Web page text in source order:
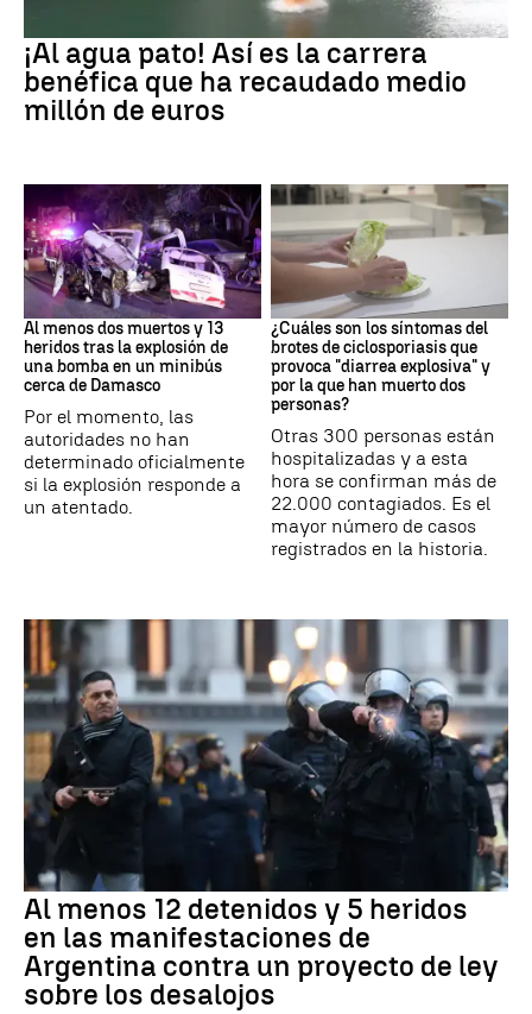
¡Al agua pato! Así es la carrera
benéfica que ha recaudado medio
millón de euros
SIRIA
Al menos dos muertos y 13
heridos tras la explosión de
una bomba en un minibús
cerca de Damasco
Por el momento, las
autoridades no han
determinado oficialmente
si la explosión responde a
un atentado.
Brote
¿Cuáles son los síntomas del
brotes de ciclosporiasis que
provoca "diarrea explosiva" y
por la que han muerto dos
personas?
Otras 300 personas están
hospitalizadas y a esta
hora se confirman más de
22.000 contagiados. Es el
mayor número de casos
registrados en la historia.
Al menos 12 detenidos y 5 heridos
en las manifestaciones de
Argentina contra un proyecto de ley
sobre los desalojos